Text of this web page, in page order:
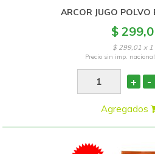
ARCOR JUGO POLVO
$
$ 299,01 x 1
Precio sin imp.
+ -
Agregados